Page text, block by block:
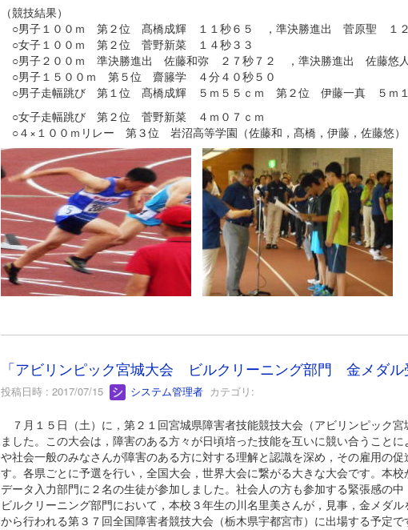
（競技結果）
○男子１００ｍ 第２位 髙橋成輝 １１秒６５ ，準決勝進出 菅原聖 １
○女子１００ｍ 第２位 菅野新菜 １４秒３３
○男子２００ｍ 準決勝進出 佐藤和弥 ２７秒７２ ，準決勝進出 佐藤悠
○男子１５００ｍ 第５位 齋籐学 ４分４０秒５０
○男子走幅跳び 第１位 髙橋成輝 ５ｍ５５ｃｍ 第２位 伊藤一真 ５ｍ
○女子走幅跳び 第２位 菅野新菜 ４ｍ０７ｃｍ
○４×１００ｍリレー 第３位 岩沼高等学園（佐藤和，髙橋，伊藤，佐藤悠
「アビリンピック宮城大会 ビルクリーニング部門 金メダル
投稿日時 : 2017/07/15 システム管理者カテゴリ:
７月１５日（土）に，第２１回宮城県障害者技能競技大会（アビリンピック
ました。この大会は，障害のある方々が日頃培った技能を互いに競い合うこと
や社会一般のみなさんが障害のある方に対する理解と認識を深め，その雇用の
す。各県ごとに予選を行い，全国大会，世界大会に繋がる大きな大会です。本
データ入力部門に２名の生徒が参加しました。社会人の方も参加する緊張感の
ビルクリーニング部門において，本校３年生の川名里美さんが，見事，金メダ
から行われる第３７回全国障害者競技大会（栃木県宇都宮市）に出場する予定で